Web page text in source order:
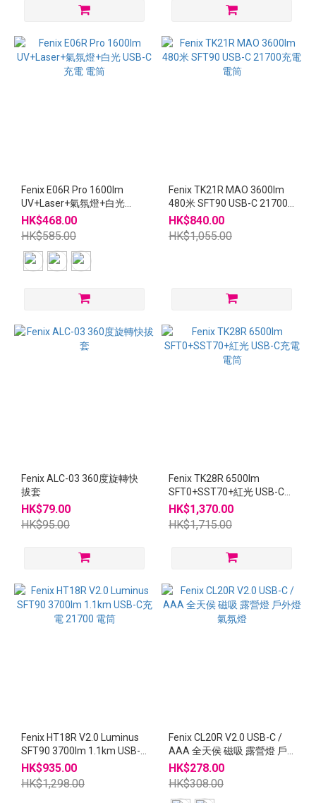
Fenix E06R Pro 1600lm
UV+Laser+氣氛燈+白光
USB-C充電 電筒
HK$468.00
HK$585.00
Fenix TK21R MAO 3600lm
480米 SFT90 USB-C 21700
充電 電筒
HK$840.00
HK$1,055.00
Fenix ALC-03 360度旋轉快
拔套
HK$79.00
HK$95.00
Fenix TK28R 6500lm
SFT0+SST70+紅光 USB-C充
電電筒
HK$1,370.00
HK$1,715.00
Fenix HT18R V2.0 Luminus
SFT90 3700lm 1.1km USB-C
充電 21700 電筒
HK$935.00
HK$1,298.00
Fenix CL20R V2.0 USB-C /
AAA 全天侯 磁吸 露營燈 戶
外燈 氣氛燈
HK$278.00
HK$308.00